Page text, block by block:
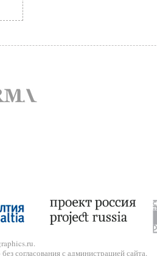
согласования с администрацией сайта.